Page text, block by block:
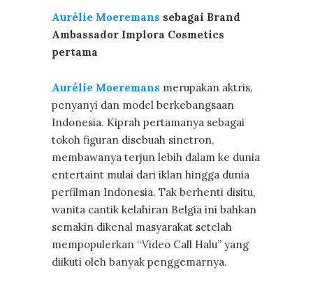
Aurélie Moeremans sebagai Brand
Ambassador Implora Cosmetics
pertama
Aurélie Moeremans merupakan aktris,
penyanyi dan model berkebangsaan
Indonesia. Kiprah pertamanya sebagai
tokoh figuran disebuah sinetron,
membawanya terjun lebih dalam ke dunia
entertaint mulai dari iklan hingga dunia
perfilman Indonesia. Tak berhenti disitu,
wanita cantik kelahiran Belgia ini bahkan
semakin dikenal masyarakat setelah
mempopulerkan “Video Call Halu” yang
diikuti oleh banyak penggemarnya.